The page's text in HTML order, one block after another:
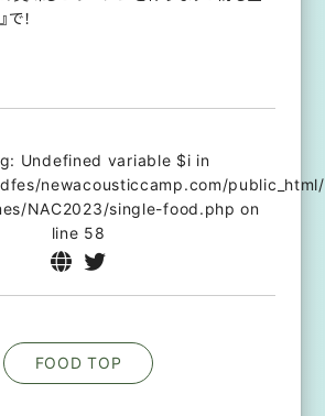
！
: Undefined variable $i in
newacousticcamp.com/
NAC2023/single-food.php on
line 58
FOOD TOP